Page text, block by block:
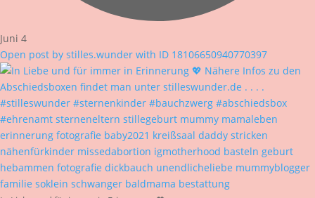
Juni 4
Open post by stilles.wunder with ID 18106650940770397